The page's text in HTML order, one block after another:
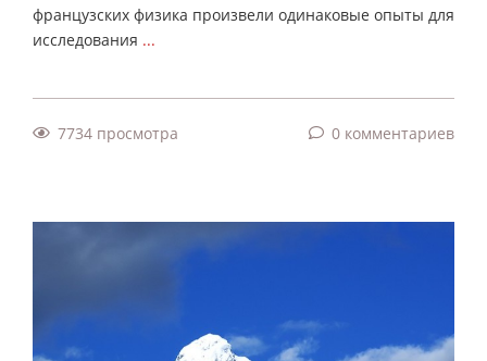
французских физика произвели одинаковые опыты для
исследования ...
7734 просмотра 0 комментариев